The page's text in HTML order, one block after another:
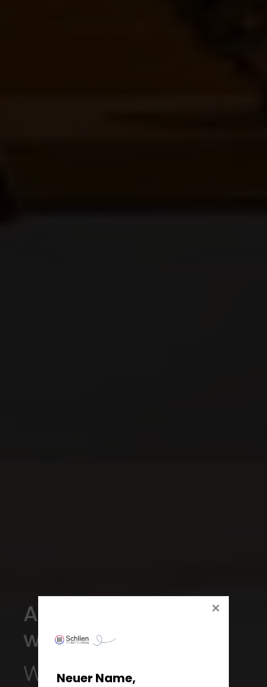
Neuer Name,